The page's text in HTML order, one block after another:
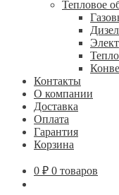
Тепловое
Контакты
О компании
Доставка
Оплата
Гарантия
Корзина
0 ₽ 0 товаров